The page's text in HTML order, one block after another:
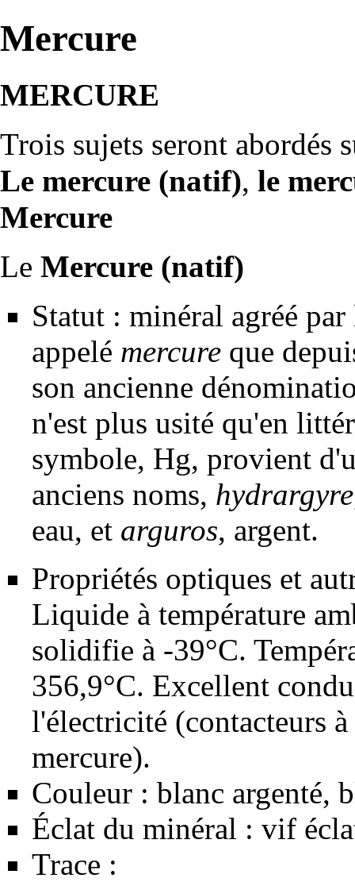
Mercure
MERCURE
Trois sujets seront abordés
Le mercure (natif), le
Mercure
Le Mercure (natif)
Statut : minéral agréé par
appelé mercure que
son ancienne
n'est plus usité qu'en
symbole, Hg, provient
anciens noms, hydrargyre
eau, et arguros, argent.
Propriétés optiques et
Liquide à température
solidifie à -39°C.
356,9°C. Excellent
l'électricité (contacteurs
mercure).
Couleur : blanc argenté,
Éclat du minéral : vif
Trace :